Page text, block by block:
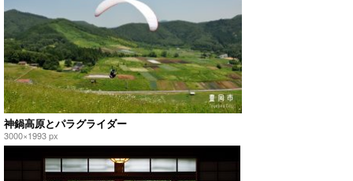
神鍋高原とパラグライダー
3000×1993 px